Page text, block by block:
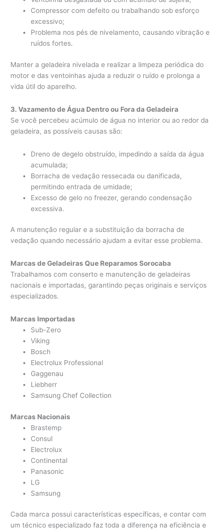
Compressor com defeito ou trabalhando sob esforço
excessivo;
Problema nos pés de nivelamento, causando vibração e
ruídos fortes.
Manter a geladeira nivelada e realizar a limpeza periódica do
motor e das ventoinhas ajuda a reduzir o ruído e prolonga a
vida útil do aparelho.
3. Vazamento de Água Dentro ou Fora da Geladeira
Se você percebeu acúmulo de água no interior ou ao redor da
geladeira, as possíveis causas são:
Dreno de degelo obstruído, impedindo a saída da água
acumulada;
Borracha de vedação ressecada ou danificada,
permitindo entrada de umidade;
Excesso de gelo no freezer, gerando condensação
excessiva.
A manutenção regular e a substituição da borracha de
vedação quando necessário ajudam a evitar esse problema.
Marcas de Geladeiras Que Reparamos Sorocaba
Trabalhamos com conserto e manutenção de geladeiras
nacionais e importadas, garantindo peças originais e serviços
especializados.
Marcas Importadas
Sub-Zero
Viking
Bosch
Electrolux Professional
Gaggenau
Liebherr
Samsung Chef Collection
Marcas Nacionais
Brastemp
Consul
Electrolux
Continental
Panasonic
LG
Samsung
Cada marca possui características específicas, e contar com
um técnico especializado faz toda a diferença na eficiência e